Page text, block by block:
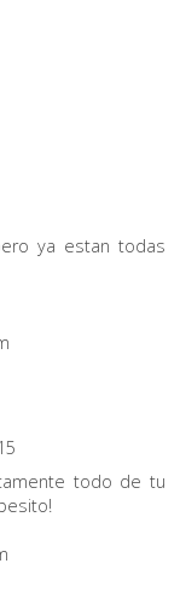
ya estan todas
todo de tu